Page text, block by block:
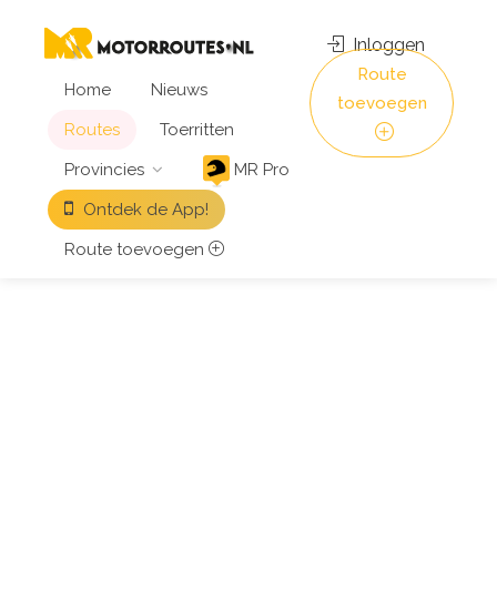
Home
Nieuws
Routes
Toerritten
Provincies
MR Pro
Ontdek de App!
Route toevoegen
Inloggen
Route
toevoegen